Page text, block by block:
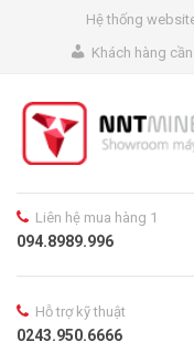
Hệ thống
Khách hàng
Liên hệ mua hàng 1
094.8989.996
Hỗ trợ kỹ thuật
0243.950.6666